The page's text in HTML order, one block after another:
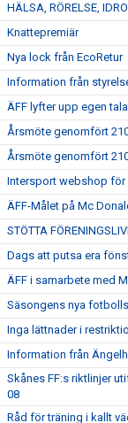
HÄLSA, RÖRELSE,
Knattepremiär
Nya lock från EcoRetur
Information från
ÄFF lyfter upp egen
Årsmöte genomfört
Årsmöte genomfört
Intersport webshop för
ÄFF-Målet på Mc
STÖTTA
Dags att putsa era
ÄFF i samarbete med
Säsongens nya
Inga lättnader i
Information från
Skånes FF:s riktlinjer
08
Råd för träning i kallt